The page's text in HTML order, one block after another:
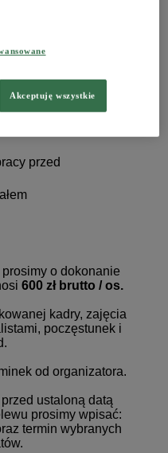
w
przed
o dokonanie
600 zł brutto / os.
kadry, zajęcia
poczęstunek i
od organizatora.
ustaloną datą
prosimy wpisać:
termin wybranych
Akceptuję wszystkie